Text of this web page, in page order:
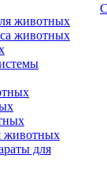
животных
животных
животных
для